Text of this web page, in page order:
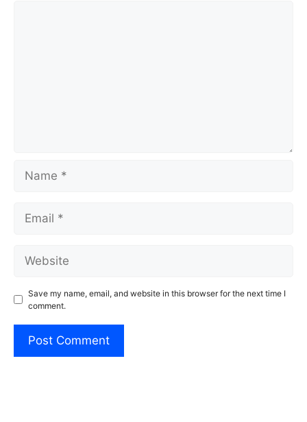
Save my name, email, and website in this browser for the next time I
comment.